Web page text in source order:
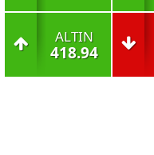
ALTIN
418.94